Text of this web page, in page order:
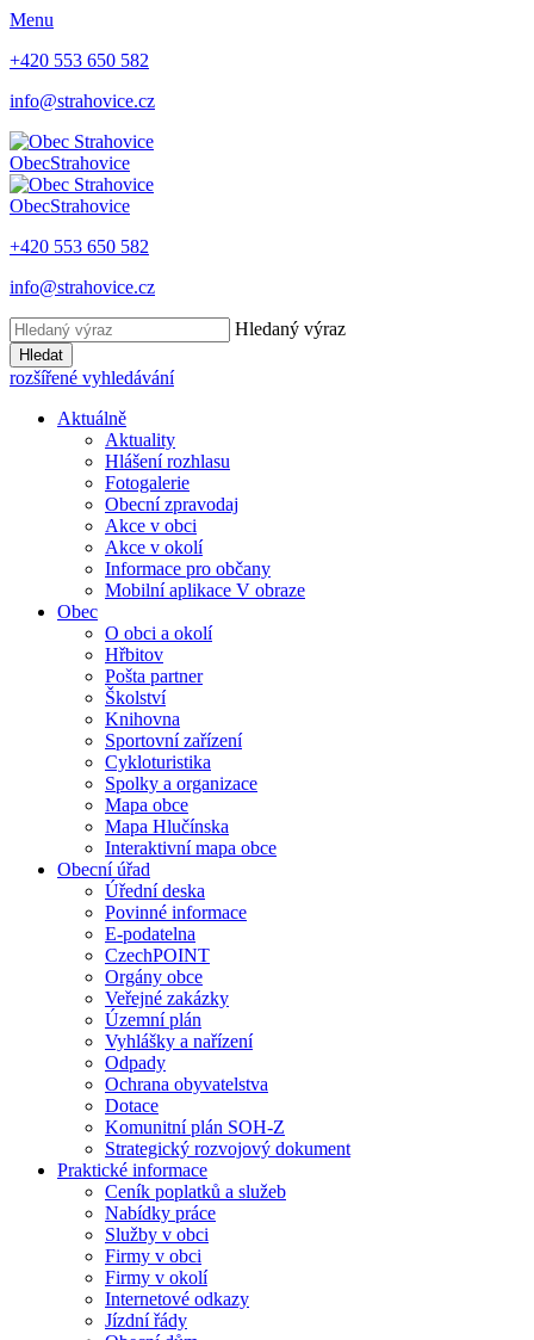
Menu
+420 553 650 582
info@strahovice.cz
ObecStrahovice
ObecStrahovice
+420 553 650 582
info@strahovice.cz
Hledaný výraz
Hledat
rozšířené vyhledávání
Aktuálně
Aktuality
Hlášení rozhlasu
Fotogalerie
Obecní zpravodaj
Akce v obci
Akce v okolí
Informace pro občany
Mobilní aplikace V obraze
Obec
O obci a okolí
Hřbitov
Pošta partner
Školství
Knihovna
Sportovní zařízení
Cykloturistika
Spolky a organizace
Mapa obce
Mapa Hlučínska
Interaktivní mapa obce
Obecní úřad
Úřední deska
Povinné informace
E-podatelna
CzechPOINT
Orgány obce
Veřejné zakázky
Územní plán
Vyhlášky a nařízení
Odpady
Ochrana obyvatelstva
Dotace
Komunitní plán SOH-Z
Strategický rozvojový dokument
Praktické informace
Ceník poplatků a služeb
Nabídky práce
Služby v obci
Firmy v obci
Firmy v okolí
Internetové odkazy
Jízdní řády